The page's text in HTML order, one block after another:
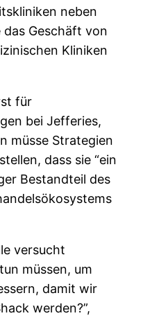
neben
das Geschäft von
Kliniken
für
bei Jefferies,
müsse Strategien
dass sie “ein
Bestandteil des
versucht
müssen, um
damit wir
werden?”,